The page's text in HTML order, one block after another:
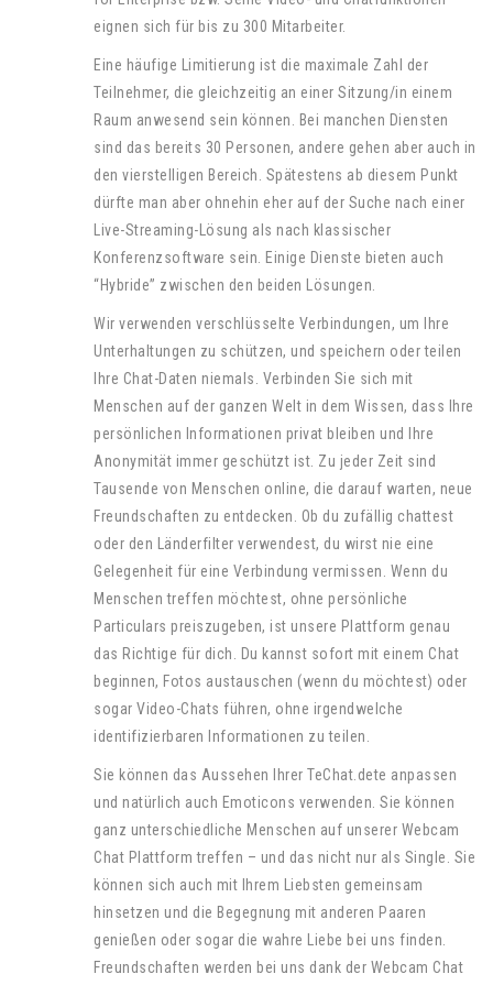
eignen sich für bis zu 300 Mitarbeiter.
Eine häufige Limitierung ist die maximale Zahl der
Teilnehmer, die gleichzeitig an einer Sitzung/in einem
Raum anwesend sein können. Bei manchen Diensten
sind das bereits 30 Personen, andere gehen aber auch in
den vierstelligen Bereich. Spätestens ab diesem Punkt
dürfte man aber ohnehin eher auf der Suche nach einer
Live-Streaming-Lösung als nach klassischer
Konferenzsoftware sein. Einige Dienste bieten auch
“Hybride” zwischen den beiden Lösungen.
Wir verwenden verschlüsselte Verbindungen, um Ihre
Unterhaltungen zu schützen, und speichern oder teilen
Ihre Chat-Daten niemals. Verbinden Sie sich mit
Menschen auf der ganzen Welt in dem Wissen, dass Ihre
persönlichen Informationen privat bleiben und Ihre
Anonymität immer geschützt ist. Zu jeder Zeit sind
Tausende von Menschen online, die darauf warten, neue
Freundschaften zu entdecken. Ob du zufällig chattest
oder den Länderfilter verwendest, du wirst nie eine
Gelegenheit für eine Verbindung vermissen. Wenn du
Menschen treffen möchtest, ohne persönliche
Particulars preiszugeben, ist unsere Plattform genau
das Richtige für dich. Du kannst sofort mit einem Chat
beginnen, Fotos austauschen (wenn du möchtest) oder
sogar Video-Chats führen, ohne irgendwelche
identifizierbaren Informationen zu teilen.
Sie können das Aussehen Ihrer TeChat.dete anpassen
und natürlich auch Emoticons verwenden. Sie können
ganz unterschiedliche Menschen auf unserer Webcam
Chat Plattform treffen – und das nicht nur als Single. Sie
können sich auch mit Ihrem Liebsten gemeinsam
hinsetzen und die Begegnung mit anderen Paaren
genießen oder sogar die wahre Liebe bei uns finden.
Freundschaften werden bei uns dank der Webcam Chat